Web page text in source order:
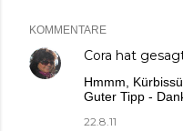
KOMMENTARE
Cora hat
Hmmm,
Guter Tipp -
22.8.11